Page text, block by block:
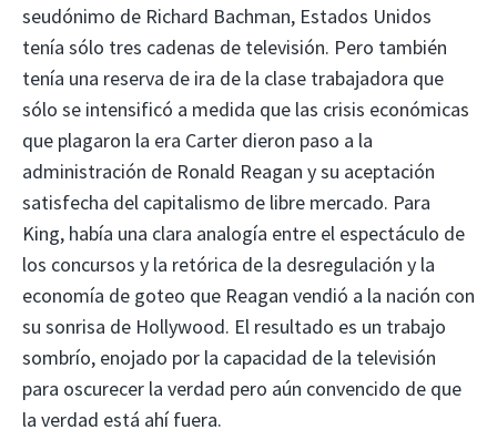
seudónimo de Richard Bachman, Estados Unidos
tenía sólo tres cadenas de televisión. Pero también
tenía una reserva de ira de la clase trabajadora que
sólo se intensificó a medida que las crisis económicas
que plagaron la era Carter dieron paso a la
administración de Ronald Reagan y su aceptación
satisfecha del capitalismo de libre mercado. Para
King, había una clara analogía entre el espectáculo de
los concursos y la retórica de la desregulación y la
economía de goteo que Reagan vendió a la nación con
su sonrisa de Hollywood. El resultado es un trabajo
sombrío, enojado por la capacidad de la televisión
para oscurecer la verdad pero aún convencido de que
la verdad está ahí fuera.